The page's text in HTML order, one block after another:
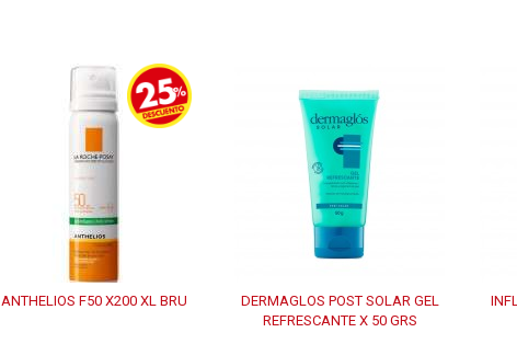
ANTHELIOS F50 X200 XL BRU
DERMAGLOS POST SOLAR GEL
REFRESCANTE X 50 GRS